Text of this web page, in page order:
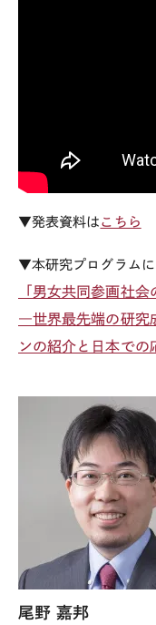
▼発表資料は こちら
▼本研究プログラムに
「男女共同参画社
―世界最先端の研究
ンの紹介と日本での
尾野 嘉邦